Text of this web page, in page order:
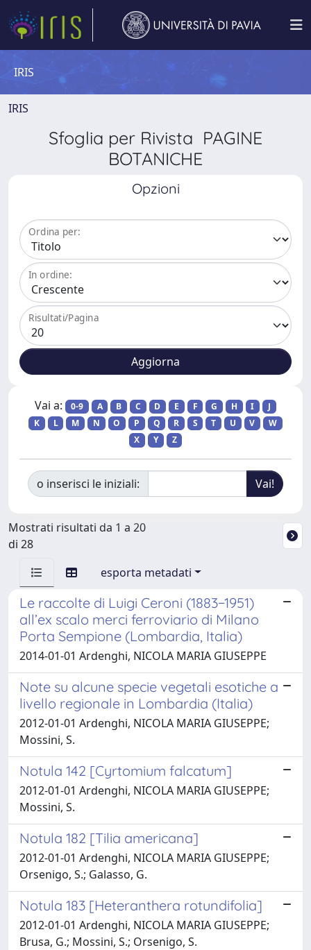
IRIS
IRIS
Sfoglia per Rivista PAGINE
BOTANICHE
Opzioni
Ordina per:
In ordine:
Risultati/Pagina
Vai a: 0-9 A B C D E F G H I
J
K
L M N O P Q R S T U V
W
X
Y Z
o inserisci le iniziali:
Mostrati risultati da 1 a 20
di 28
esporta metadati
Le raccolte di Luigi Ceroni (1883−1951)
all’ex scalo merci ferroviario di Milano
Porta Sempione (Lombardia, Italia)
2014-01-01 Ardenghi, NICOLA MARIA GIUSEPPE
Note su alcune specie vegetali esotiche a
livello regionale in Lombardia (Italia)
2012-01-01 Ardenghi, NICOLA MARIA GIUSEPPE;
Mossini, S.
Notula 142 [Cyrtomium falcatum]
2012-01-01 Ardenghi, NICOLA MARIA GIUSEPPE;
Mossini, S.
Notula 182 [Tilia americana]
2012-01-01 Ardenghi, NICOLA MARIA GIUSEPPE;
Orsenigo, S.; Galasso, G.
Notula 183 [Heteranthera rotundifolia]
2012-01-01 Ardenghi, NICOLA MARIA GIUSEPPE;
Brusa, G.; Mossini, S.; Orsenigo, S.